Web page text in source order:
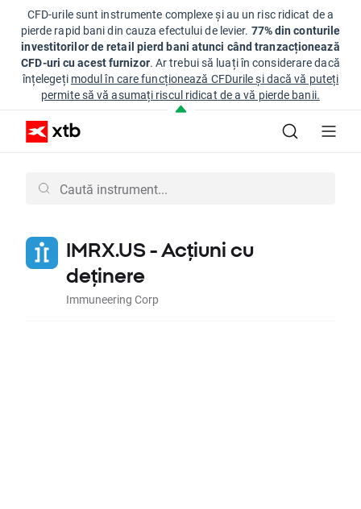
CFD-urile sunt instrumente complexe și au un risc ridicat de a
pierde rapid bani din cauza efectului de levier. 77% din conturile
investitorilor de retail pierd bani atunci când tranzacționează
CFD-uri cu acest furnizor. Ar trebui să luați în considerare dacă
înțelegeți modul în care funcționează CFDurile și dacă vă puteți
permite să vă asumați riscul ridicat de a vă pierde banii.
IMRX.US - Acțiuni cu
deținere
Immuneering Corp